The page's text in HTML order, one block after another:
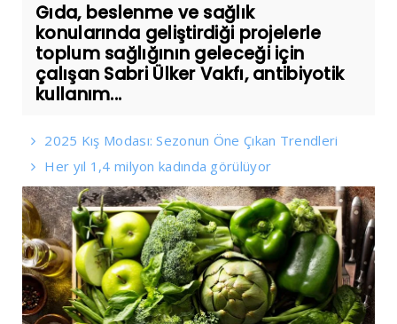
Gıda, beslenme ve sağlık
konularında geliştirdiği projelerle
toplum sağlığının geleceği için
çalışan Sabri Ülker Vakfı, antibiyotik
kullanım...
2025 Kış Modası: Sezonun Öne Çıkan Trendleri
Her yıl 1,4 milyon kadında görülüyor